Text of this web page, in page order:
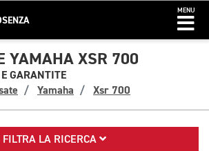
MENU
YAMAHA XSR 700
GARANTITE
Yamaha Xsr 700
FILTRA LA RICERCA